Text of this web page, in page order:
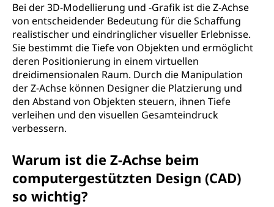
Bei der 3D-Modellierung und -Grafik ist die Z-Achse
von entscheidender Bedeutung für die Schaffung
realistischer und eindringlicher visueller Erlebnisse.
Sie bestimmt die Tiefe von Objekten und ermöglicht
deren Positionierung in einem virtuellen
dreidimensionalen Raum. Durch die Manipulation
der Z-Achse können Designer die Platzierung und
den Abstand von Objekten steuern, ihnen Tiefe
verleihen und den visuellen Gesamteindruck
verbessern.
Warum ist die Z-Achse beim
computergestützten Design (CAD)
so wichtig?